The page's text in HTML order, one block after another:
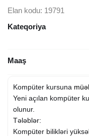
Elan kodu: 19791
Kateqoriya
Maaş
Kompüter kursuna
Yeni açılan kompüter
olunur.
Tələblər:
Kompüter bilikləri